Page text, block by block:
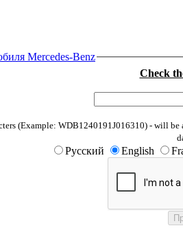
Mercedes-Benz
Check
(Example: WDB1240191J016310) - will
Русский English